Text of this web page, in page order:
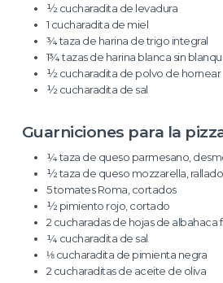
½ cucharadita de levadura
1 cucharadita de miel
¾ taza de harina de trigo integral
1¾ tazas de harina blanca sin
½ cucharadita de polvo de hornear
½ cucharadita de sal
Guarniciones para la
¼ taza de queso parmesano,
½ taza de queso mozzarella, rallado
5 tomates Roma, cortados
½ pimiento rojo, cortado
2 cucharadas de hojas de albahaca
¼ cucharadita de sal
⅛ cucharadita de pimienta negra
2 cucharaditas de aceite de oliva